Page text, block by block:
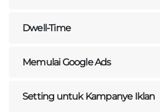
Dwell-Time
Memulai Google Ads
Setting untuk Kampanye Iklan